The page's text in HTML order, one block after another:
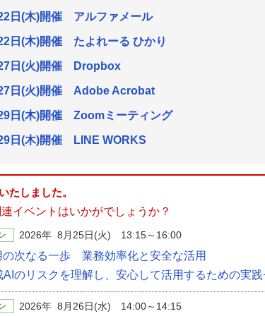
日(木)開催 アルファメール
日(木)開催 たよれーる ひかり
日(火)開催 Dropbox
日(火)開催 Adobe Acrobat
日(木)開催 Zoomミーティング
日(木)開催 LINE WORKS
たしました。
イベントはいかがでしょうか？
2026年 8月25日(火) 13:15～16:00
の次なる一歩 業務効率化と安全な活用
AIのリスクを理解し、安心して活用するための実践
2026年 8月26日(水) 14:00～14:15